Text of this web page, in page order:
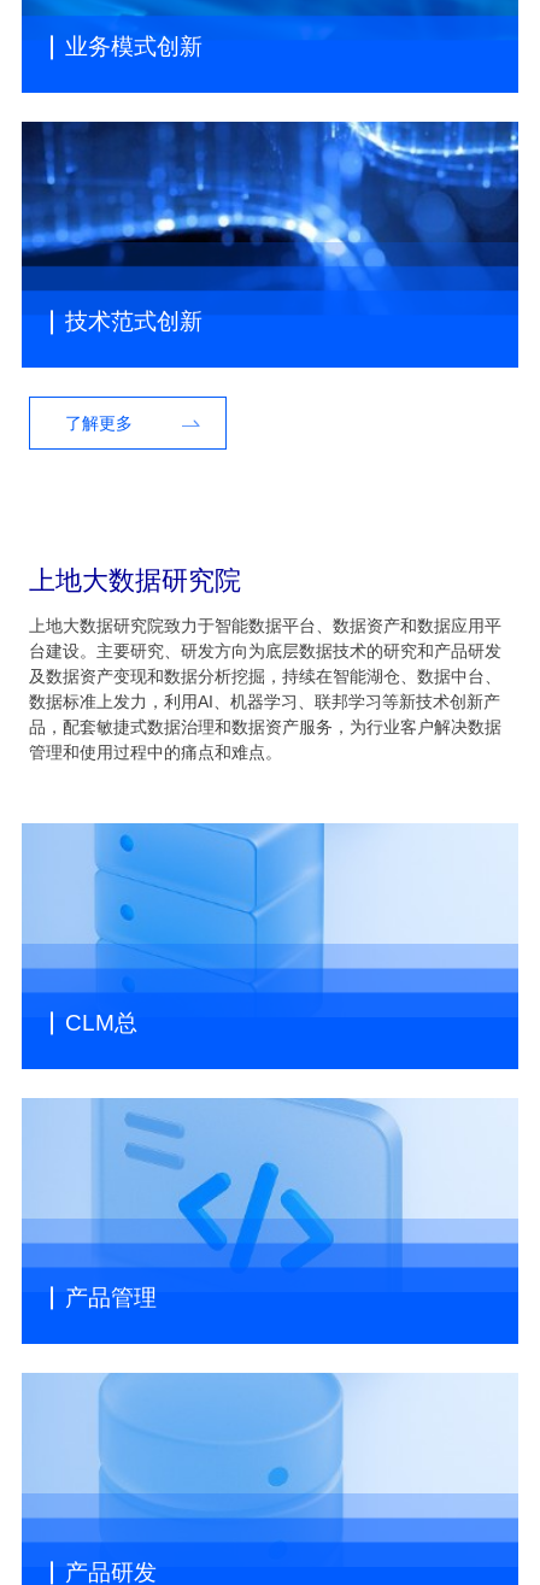
业务模式创新
技术范式创新
了解更多
上地大数据研究院
上地大数据研究院致力于智能数据平台、数据资产和数据应用平
台建设。主要研究、研发方向为底层数据技术的研究和产品研发
及数据资产变现和数据分析挖掘，持续在智能湖仓、数据中台、
数据标准上发力，利用AI、机器学习、联邦学习等新技术创新产
品，配套敏捷式数据治理和数据资产服务，为行业客户解决数据
管理和使用过程中的痛点和难点。
CLM总
产品管理
产品研发